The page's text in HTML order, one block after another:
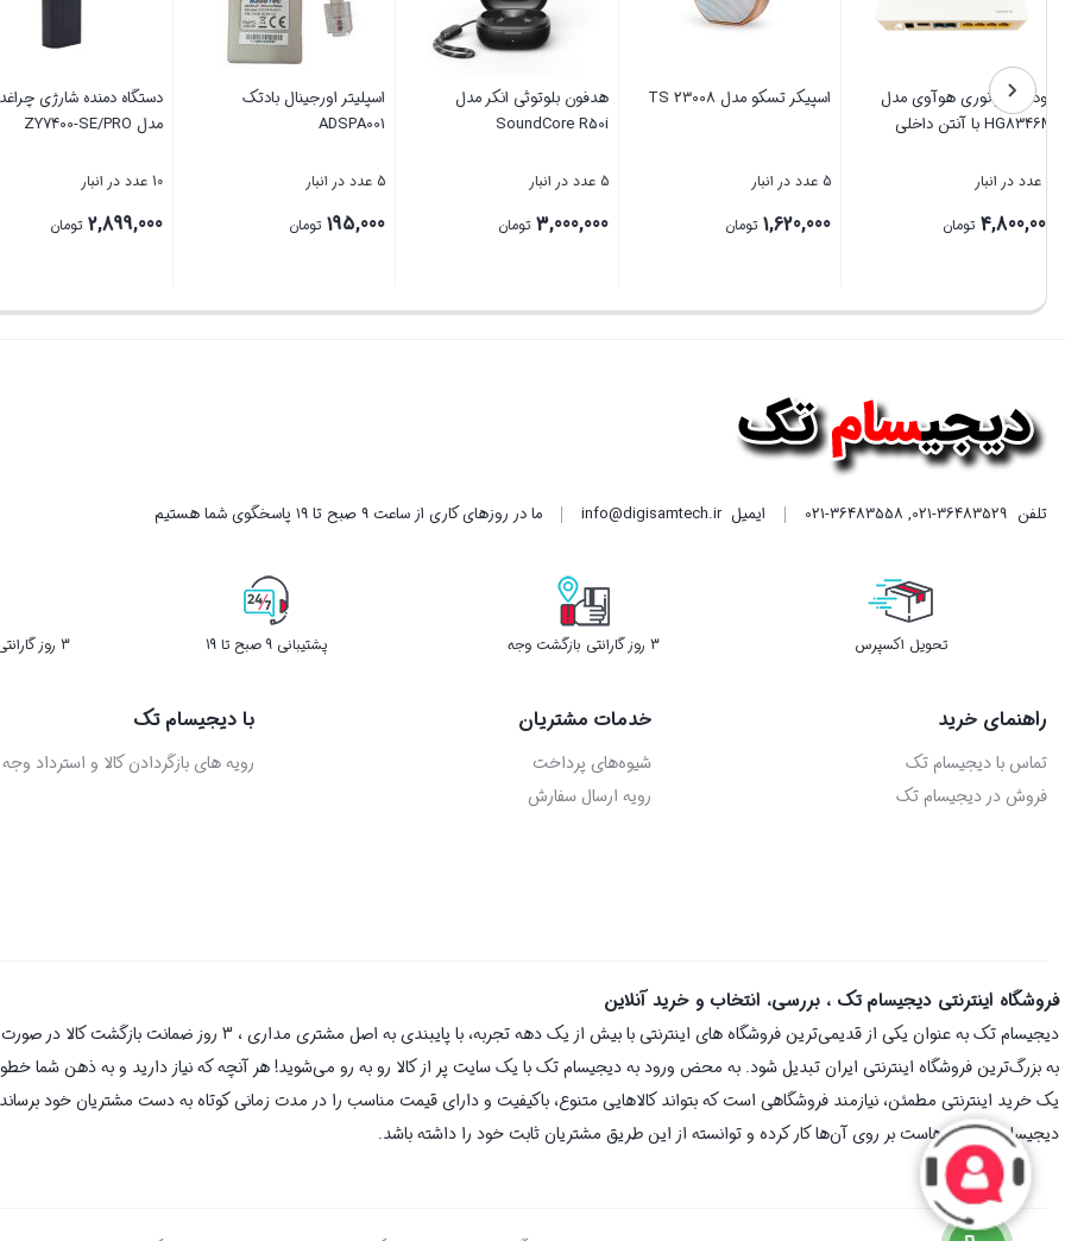
مودم فیبر نوری هوآوی مدل
HG8346M با آنتن داخلی
5 عدد در انبار
4,800,000 تومان
بستن
اسپیکر تسکو مدل TS 23008
5 عدد در انبار
1,620,000 تومان
بستن
هدفون بلوتوثی انکر مدل
SoundCore R50i
5 عدد در انبار
3,000,000 تومان
بستن
اسپلیتر اورجینال بادتک
ADSPA001
5 عدد در انبار
195,000 تومان
بستن
دستگاه دمنده شارژی
مدل ZY7400-SE/PRO
10 عدد در انبار
2,899,000 تومان
بستن
تلفن 021-36483529
,
021-36483558 ایمیلinfo@digisamtech.ir ما در روزهای کاری از ساعت ۹ صبح تا ۱۹ پاسخگوی شما هستیم
تحویل اکسپرس 3 روز گارانتی بازگشت وجه پشتیبانی 9 صبح تا 19 3 روز گارانتی بازگشت کالا در صورت خرابی
راهنمای خرید
تماس با دیجیسام تک
فروش در دیجیسام تک
خدمات مشتریان
شیوه‌های پرداخت
رویه ارسال سفارش
با دیجیسام تک
رویه های بازگردادن کالا و استرداد وجه
فروشگاه اینترنتی دیجیسام تک ، بررسی، انتخاب و خرید آنلاین
دیجیسام تک به عنوان یکی از قدیمی‌ترین فروشگاه های اینترنتی با
به بزرگ‌ترین فروشگاه اینترنتی ایران تبدیل شود. به محض ورود به دیجیسام تک با یک سایت پر از کالا رو به رو می‌شوید! هر آنچه که نیاز دارید و به ذهن شما
یک خرید اینترنتی مطمئن، نیازمند فروشگاهی است که بتواند کالاهایی متنوع، باکیفیت و دارای قیمت مناسب را در مدت زمانی کوتاه به دست مشتریان خود
دیجیسام تک سال‌هاست بر روی آن‌ها کار کرده و توانسته از این طریق مشتریان ثابت خود را داشته باشد.